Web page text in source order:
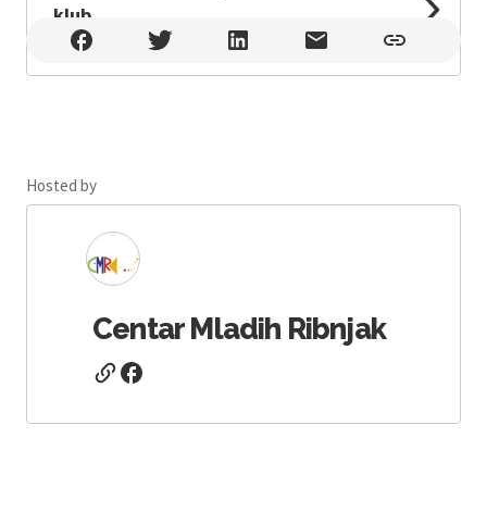
klub
Centar mladih Ribnjak – likovni klub , Zagreb
Hosted by
Centar Mladih Ribnjak